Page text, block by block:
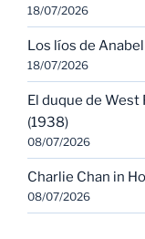
18/07/2026
Los líos de
18/07/2026
El duque de West
(1938)
08/07/2026
Charlie Chan in
08/07/2026